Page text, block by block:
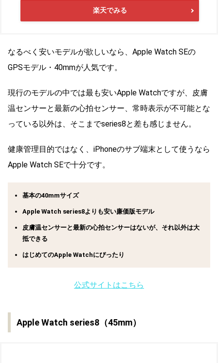
楽天でみる
なるべく安いモデルが欲しいなら、Apple Watch SEの
GPSモデル・40mmが人気です。
現行のモデルの中では最も安いApple Watchですが、皮膚
温センサーと最新の心拍センサー、常時表示が不可能とな
っている以外は、そこまでseries8と差も感じません。
健康管理目的ではなく、iPhoneのサブ端末として使うなら
Apple Watch SEで十分です。
基本の40mmサイズ
Apple Watch series8よりも安い廉価版モデル
皮膚温センサーと最新の心拍センサーはないが、それ以外は大
抵できる
はじめてのApple Watchにぴったり
公式サイトはこちら
Apple Watch series8（45mm）